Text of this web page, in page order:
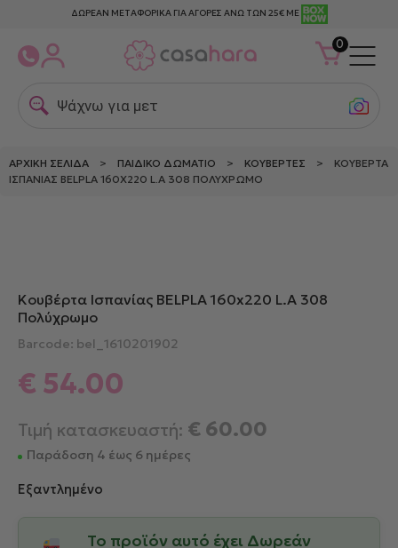
ΔΩΡΕΑΝ ΜΕΤΑΦΟΡΙΚΑ ΓΙΑ ΑΓΟΡΕΣ ΑΝΩ ΤΩΝ 25€ ΜΕ
0
Ψάχνω για μεταξ
ΑΡΧΙΚΉ ΣΕΛΊΔΑ > ΠΑΙΔΙΚΌ ΔΩΜΆΤΙΟ > ΚΟΥΒΈΡΤΕΣ > ΚΟΥΒΈΡΤΑ
ΙΣΠΑΝΊΑΣ BELPLA 160X220 L.A 308 ΠΟΛΎΧΡΩΜΟ
Κουβέρτα Ισπανίας BELPLA 160x220 L.A 308
Πολύχρωμο
Barcode: bel_1610201902
€ 54.00
Τιμή κατασκευαστή: € 60.00
Παράδοση 4 έως 6 ημέρες
Εξαντλημένο
Το προϊόν αυτό έχει Δωρεάν